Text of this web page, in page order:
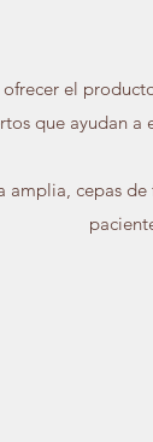
el
que ayudan a
amplia, cepas